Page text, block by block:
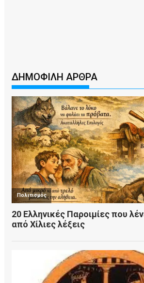
ΔΗΜΟΦΙΛΗ ΑΡΘΡΑ